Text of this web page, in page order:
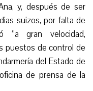
y, después de ser
suizos, por falta de
“a gran velocidad,
puestos de control de
del Estado de
de prensa de la